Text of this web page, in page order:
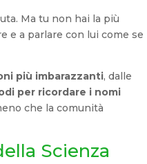
Ma tu non hai la più
e a parlare con lui come se
più imbarazzanti, dalle
per ricordare i nomi
che la comunità
Scienza